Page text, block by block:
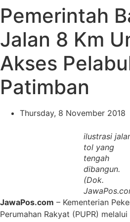
Pemerintah
Jalan 8 Km
Akses
Patimban
Thursday, 8 November 2018
ilustrasi
tol yang
tengah
dibangun.
(Dok.
JawaPos.com – Kementerian
Perumahan Rakyat (PUPR)